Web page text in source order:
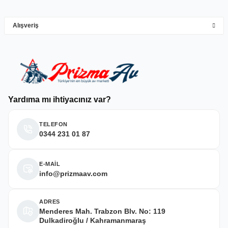
Deneyimini Paylaş
Yardıma mı ihtiyacınız var?
TELEFON
0344 231 01 87
E-MAİL
info@prizmaav.com
ADRES
Menderes Mah. Trabzon Blv. No: 119
Dulkadiroğlu / Kahramanmaraş
Alışveriş